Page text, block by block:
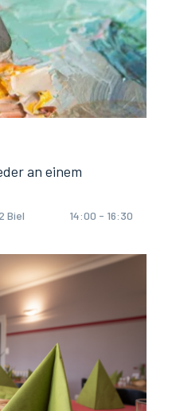
an einem
Biel 14:00 - 16:30